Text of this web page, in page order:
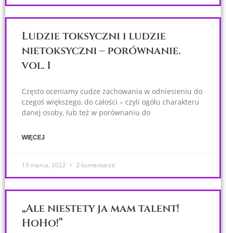
Ludzie toksyczni i ludzie
nietoksyczni – porównanie.
vol. 1
Często oceniamy cudze zachowania w odniesieniu do
czegoś większego, do całości – czyli ogółu charakteru
danej osoby, lub też w porównaniu do
WIĘCEJ
13 marca, 2022 2 komentarze
„Ale niestety ja mam talent!
HoHo!”